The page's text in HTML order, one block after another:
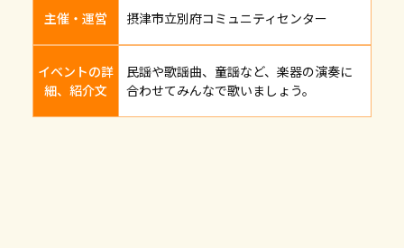
主催・運営 摂津市立別府コミュニティセンター
イベントの詳
細、紹介文
民謡や歌謡曲、童謡など、楽器の演奏に
合わせてみんなで歌いましょう。